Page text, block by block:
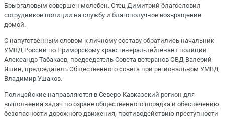
Брызгаловым совершен молебен. Отец Димитрий благословил
сотрудников полиции на службу и благополучное возвращение
домой.
С напутственным словом к личному составу обратились начальник
УМВД России по Приморскому краю генерал-лейтенант полиции
Александр Табакаев, председатель Совета ветеранов ОВД Валерий
Яшин, председатель Общественного совета при региональном УМВД
Владимир Ушаков.
Полицейские направляются в Северо-Кавказский регион для
выполнения задач по охране общественного порядка и обеспечению
безопасности дорожного движения, противодействию преступности